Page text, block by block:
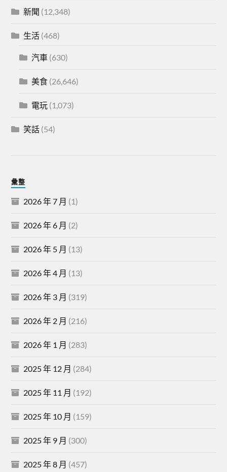
新聞 (12,348)
生活 (468)
汽車 (630)
美食 (26,646)
電玩 (1,073)
笑話 (54)
彙整
2026 年 7 月 (1)
2026 年 6 月 (2)
2026 年 5 月 (13)
2026 年 4 月 (13)
2026 年 3 月 (319)
2026 年 2 月 (216)
2026 年 1 月 (283)
2025 年 12 月 (284)
2025 年 11 月 (192)
2025 年 10 月 (159)
2025 年 9 月 (300)
2025 年 8 月 (457)